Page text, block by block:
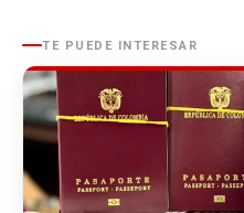
TE PUEDE INTERESAR